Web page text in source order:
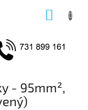
- 95mm²,